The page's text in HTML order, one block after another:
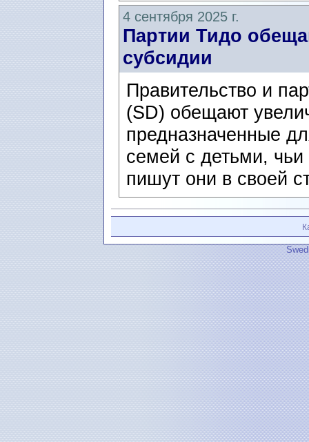
4 сентября 2025 г.
Партии Тидо
субсидии
Правительство и
(SD) обещают
предназначенные
семей с детьми,
пишут они в своей